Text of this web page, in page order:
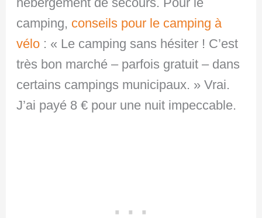
camping, conseils pour le camping à
vélo : « Le camping sans hésiter ! C’est
très bon marché – parfois gratuit – dans
certains campings municipaux. » Vrai.
J’ai payé 8 € pour une nuit impeccable.